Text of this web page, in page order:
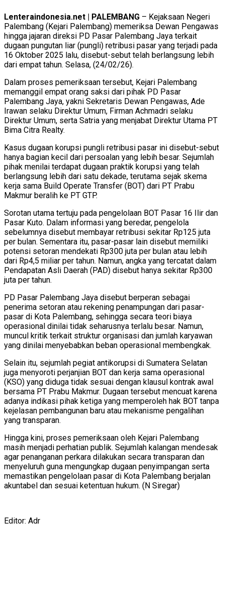
Lenteraindonesia.net | PALEMBANG – Kejaksaan Negeri
Palembang (Kejari Palembang) memeriksa Dewan Pengawas
hingga jajaran direksi PD Pasar Palembang Jaya terkait
dugaan pungutan liar (pungli) retribusi pasar yang terjadi pada
16 Oktober 2025 lalu, disebut-sebut telah berlangsung lebih
dari empat tahun. Selasa, (24/02/26).
Dalam proses pemeriksaan tersebut, Kejari Palembang
memanggil empat orang saksi dari pihak PD Pasar
Palembang Jaya, yakni Sekretaris Dewan Pengawas, Ade
Irawan selaku Direktur Umum, Firman Achmadri selaku
Direktur Umum, serta Satria yang menjabat Direktur Utama PT
Bima Citra Realty.
Kasus dugaan korupsi pungli retribusi pasar ini disebut-sebut
hanya bagian kecil dari persoalan yang lebih besar. Sejumlah
pihak menilai terdapat dugaan praktik korupsi yang telah
berlangsung lebih dari satu dekade, terutama sejak skema
kerja sama Build Operate Transfer (BOT) dari PT Prabu
Makmur beralih ke PT GTP.
Sorotan utama tertuju pada pengelolaan BOT Pasar 16 Ilir dan
Pasar Kuto. Dalam informasi yang beredar, pengelola
sebelumnya disebut membayar retribusi sekitar Rp125 juta
per bulan. Sementara itu, pasar-pasar lain disebut memiliki
potensi setoran mendekati Rp300 juta per bulan atau lebih
dari Rp4,5 miliar per tahun. Namun, angka yang tercatat dalam
Pendapatan Asli Daerah (PAD) disebut hanya sekitar Rp300
juta per tahun.
PD Pasar Palembang Jaya disebut berperan sebagai
penerima setoran atau rekening penampungan dari pasar-
pasar di Kota Palembang, sehingga secara teori biaya
operasional dinilai tidak seharusnya terlalu besar. Namun,
muncul kritik terkait struktur organisasi dan jumlah karyawan
yang dinilai menyebabkan beban operasional membengkak.
Selain itu, sejumlah pegiat antikorupsi di Sumatera Selatan
juga menyoroti perjanjian BOT dan kerja sama operasional
(KSO) yang diduga tidak sesuai dengan klausul kontrak awal
bersama PT Prabu Makmur. Dugaan tersebut mencuat karena
adanya indikasi pihak ketiga yang memperoleh hak BOT tanpa
kejelasan pembangunan baru atau mekanisme pengalihan
yang transparan.
Hingga kini, proses pemeriksaan oleh Kejari Palembang
masih menjadi perhatian publik. Sejumlah kalangan mendesak
agar penanganan perkara dilakukan secara transparan dan
menyeluruh guna mengungkap dugaan penyimpangan serta
memastikan pengelolaan pasar di Kota Palembang berjalan
akuntabel dan sesuai ketentuan hukum. (N Siregar)
Editor: Adr